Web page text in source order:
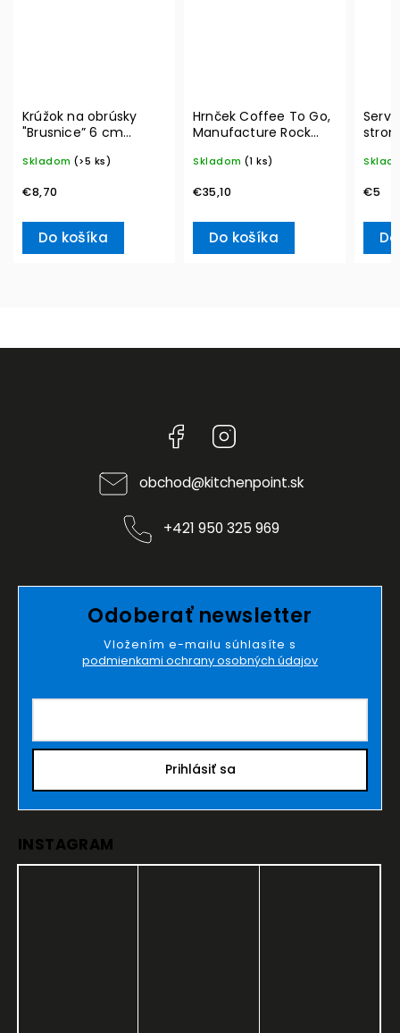
Krúžok na obrúsky
"Brusnice” 6 cm
Accessoires – Villeroy
Skladom (>5 ks)
€8,70
Do košíka
Hrnček Coffee To Go,
Manufacture Rock
Boch
Skladom (1 ks)
€35,10
Do košíka
L–
€5
Facebook
obchod@kitchenpoint.sk
+421 950 325 969
Odoberať newsletter
Vložením e-mailu súhlasíte s
podmienkami ochrany osobných údajov
Prihlásiť sa
INSTAGRAM